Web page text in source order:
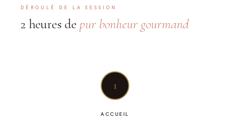
DÉROULÉ DE LA SESSION
2 heures de pur bonheur gourmand
1
ACCUEIL